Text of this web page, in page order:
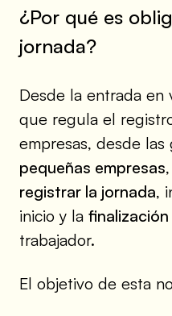
¿Por qué es
jornada?
Desde la entrada en
que regula el
empresas, desde las
pequeñas empresas
registrar la jornada,
inicio y la
trabajador.
El objetivo de esta